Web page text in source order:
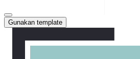
Gunakan template